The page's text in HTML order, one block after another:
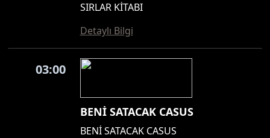
SIRLAR KİTABI
Detaylı Bilgi
03:00
BENİ SATACAK CASUS
BENİ SATACAK CASUS